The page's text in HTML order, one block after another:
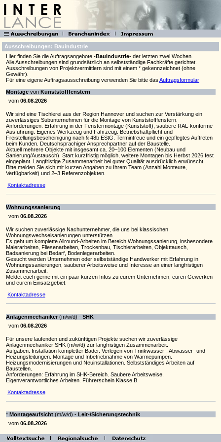
Ausschreibungen: Bauindustrie
Hier finden Sie die Auftragsangebote -Bauindustrie- der letzten zwei Wochen.
Alle Ausschreibungen sind grundsätzlich an selbstständige Fachkräfte gerichtet.
Ausschreibungen von Projektvermittlern sind mit einem * gekennzeichnet (ohne
Gewähr).
Für eine eigene Auftragsausschreibung verwenden Sie bitte das Auftragsformular
Montagevon Kunststofffenstern
vom 06.08.2026
Wir sind eine Tischlerei aus der Region Hannover und suchen zur Verstärkung ein
zuverlässiges Subunternehmen für die Montage von Kunststofffenstern.
Anforderungen: Erfahrung in der Fenstermontage (Kunststoff), saubere RAL-konforme
Ausführung. Eigenes Werkzeug und Fahrzeug. Betriebshaftpflicht und
Freistellungsbescheinigung nach § 48b EStG. Termintreue und ein gepflegtes Auftreten
beim Kunden. Deutschsprachiger Ansprechpartner auf der Baustelle.
Aktuell mehrere Objekte mit insgesamt ca. 20–100 Elementen (Neubau und
Sanierung/Austausch). Start kurzfristig möglich, weitere Montagen bis Herbst 2026 fest
eingeplant. Langfristige Zusammenarbeit bei guter Qualität ausdrücklich erwünscht.
Bitte melden Sie sich mit kurzen Angaben zu Ihrem Team (Anzahl Monteure,
Verfügbarkeit) und 2–3 Referenzobjekten.
Kontaktadresse
Wohnungssanierung
vom 06.08.2026
Wir suchen zuverlässige Nachunternehmer, die uns bei klassischen
Wohnungswechselsanierungen unterstützen.
Es geht um komplette Allround-Arbeiten im Bereich Wohnungssanierung, insbesondere
Malerarbeiten, Fliesenarbeiten, Trockenbau, Tischlerarbeiten, Objekttausch,
Badsanierung bei Bedarf, Bodenlegerarbeiten.
Gesucht werden Unternehmen oder selbstständige Handwerker mit Erfahrung in
Wohnungssanierungen, sauberer Arbeitsweise und Interesse an einer langfristigen
Zusammenarbeit.
Meldet euch gerne mit ein paar kurzen Infos zu eurem Unternehmen, euren Gewerken
und eurem Einsatzgebiet.
Kontaktadresse
Anlagenmechaniker(m/w/d) - SHK
vom 06.08.2026
Für unsere laufenden und zukünftigen Projekte suchen wir zuverlässige
Anlagenmechaniker SHK (m/w/d) zur langfristigen Zusammenarbeit.
Aufgaben: Installation kompletter Bäder. Verlegen von Trinkwasser-, Abwasser- und
Heizungsleitungen. Montage und Inbetriebnahme von Wärmepumpen.
Heizungsmodernisierungen und Neuinstallationen. Selbstständiges Arbeiten auf
Baustellen.
Anforderungen: Erfahrung im SHK-Bereich. Saubere Arbeitsweise.
Eigenverantwortliches Arbeiten. Führerschein Klasse B.
Kontaktadresse
* Montageaufsicht(m/w/d) - Leit-/Sicherungstechnik
vom 06.08.2026
Für unseren Kunden aus dem Bereich Bahninfrastruktur suchen wir einen erfahrenen